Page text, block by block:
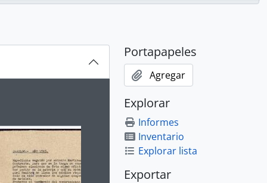
DEL PERÚ
title displayed in the following carousel. Clicking any
Portapapeles
Agregar
Explorar
Informes
Inventario
Explorar lista
Exportar